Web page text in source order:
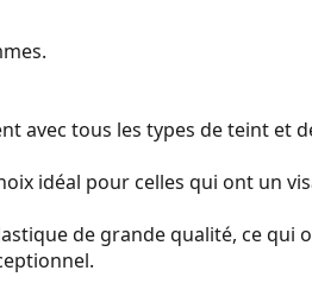
avec tous les types de teint et
idéal pour celles qui ont un
de grande qualité, ce qui